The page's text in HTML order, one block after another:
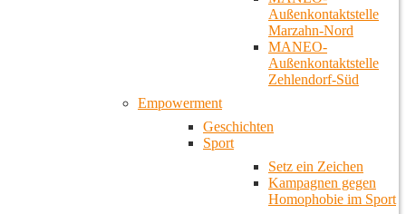
Außenkontaktstelle
Marzahn-Nord
MANEO-
Außenkontaktstelle
Zehlendorf-Süd
Empowerment
Geschichten
Sport
Setz ein Zeichen
Kampagnen gegen
Homophobie im Sport